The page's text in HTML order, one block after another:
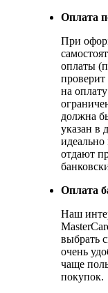
Оплата
При
оплаты
проверит
на
должна
указан в
отдают
Оплата
Наш
выбрать
очень
чаще
покупок.